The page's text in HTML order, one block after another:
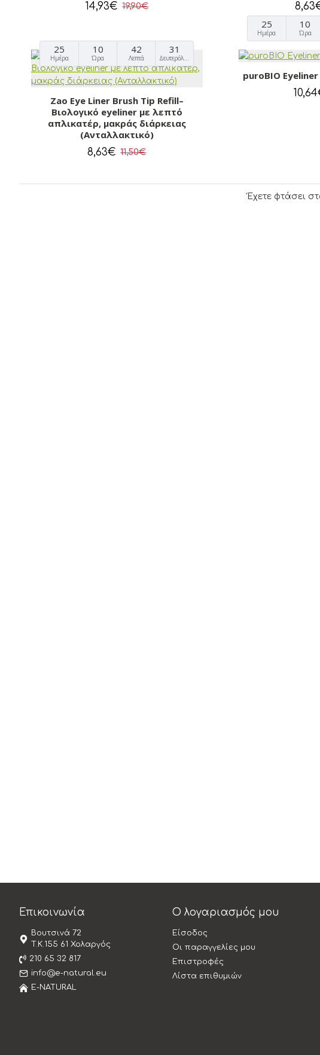
14,93€ 19,90€
25
Ημέρα
10
Ώρα
42
Λεπτά
30
Δευτερόλεπτα
Zao Eye Liner Brush Tip Refill–
Βιολογικό eyeliner με λεπτό
απλικατέρ, μακράς διάρκειας
(Ανταλλακτικό)
8,63€ 11,50€
25
Ημέρα
10
Ώρα
puroBIO
Έχετε φτάσει
Επικοινωνία
Βουτσινά 72
T.K.155 61 Χολαργός
210 65 32 817
info@e-natural.eu
E-NATURAL
Ο λογαριασμός μου
Είσοδος
Οι παραγγελίες μου
Επιστροφές
Λίστα επιθυμιών